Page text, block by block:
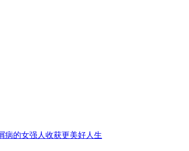
病的女强人收获更美好人生